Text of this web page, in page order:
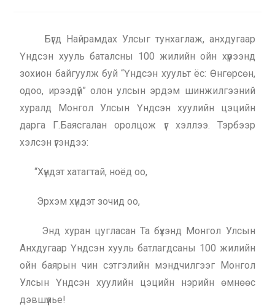
Бүгд Найрамдах Улсыг тунхаглаж, анхдугаар
Үндсэн хууль баталсны 100 жилийн ойн хүрээнд
зохион байгуулж буй “Үндсэн хуульт ёс: Өнгөрсөн,
одоо, ирээдүй” олон улсын эрдэм шинжилгээний
хуралд Монгол Улсын Үндсэн хуулийн цэцийн
дарга Г.Баясгалан оролцож үг хэллээ. Тэрбээр
хэлсэн үгэндээ:
“Хүндэт хатагтай, ноёд оо,
Эрхэм хүндэт зочид оо,
Энд хуран цугласан Та бүхэнд Монгол Улсын
Анхдугаар Үндсэн хууль батлагдсаны 100 жилийн
ойн баярын чин сэтгэлийн мэндчилгээг Монгол
Улсын Үндсэн хуулийн цэцийн нэрийн өмнөөс
дэвшүүлье!